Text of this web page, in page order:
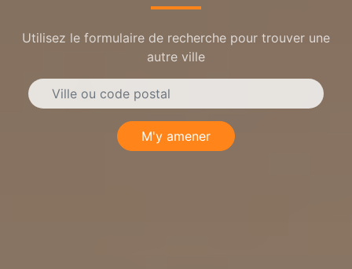
Utilisez le formulaire de recherche pour trouver une
autre ville
M'y amener